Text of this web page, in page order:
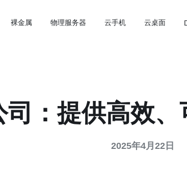
裸金属 物理服务器 云手机 云桌面
：提供高效
2025年4月22日